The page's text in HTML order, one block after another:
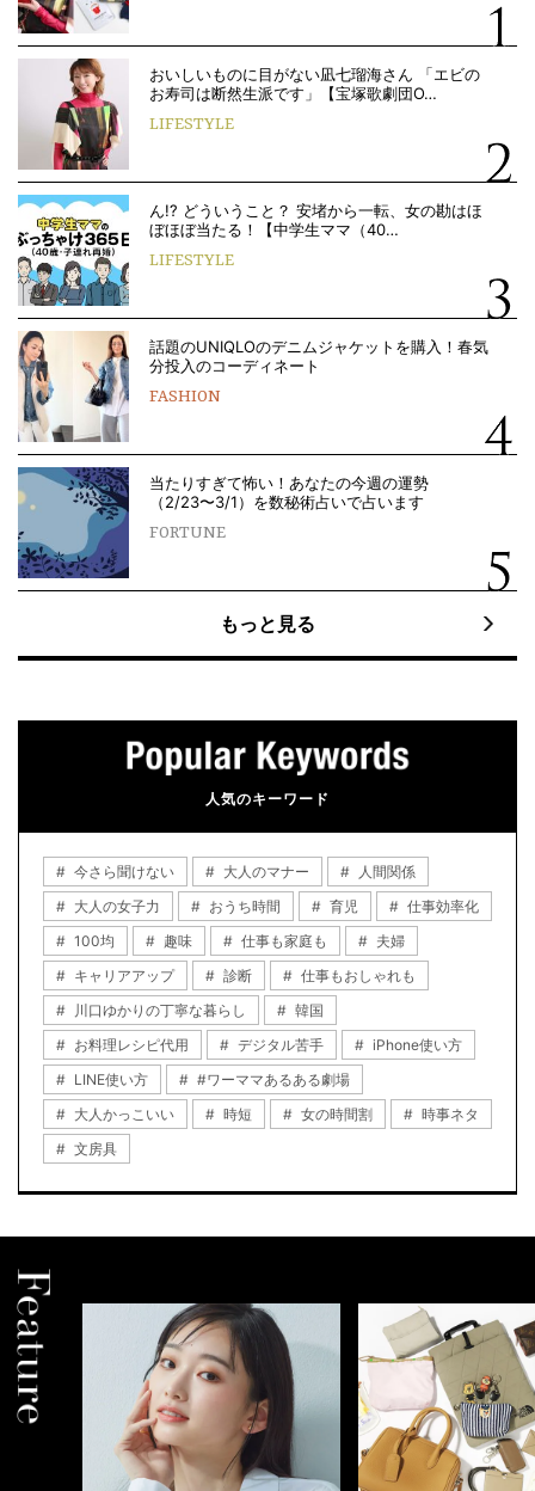
おいしいものに目がない凪七瑠海さん 「エビの
お寿司は断然生派です」【宝塚歌劇団O…
LIFESTYLE
ん!? どういうこと？ 安堵から一転、女の勘はほ
ぼほぼ当たる！【中学生ママ（40…
LIFESTYLE
話題のUNIQLOのデニムジャケットを購入！春気
分投入のコーディネート
FASHION
当たりすぎて怖い！あなたの今週の運勢
（2/23〜3/1）を数秘術占いで占います
FORTUNE
もっと見る
人気のキーワード
今さら聞けない 大人のマナー
人間関係
大人の女子力
おうち時間 育児
仕事効率化
100均
趣味 仕事も家庭も
夫婦
キャリアアップ
診断
仕事もおしゃれも
川口ゆかりの丁寧な暮らし
韓国
お料理レシピ代用
デジタル苦手
iPhone使い方
LINE使い方
#ワーママあるある劇場
大人かっこいい
時短 女の時間割
時事ネタ
文房具